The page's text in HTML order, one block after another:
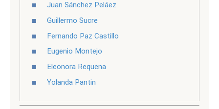
Juan Sánchez Peláez
Guillermo Sucre
Fernando Paz Castillo
Eugenio Montejo
Eleonora Requena
Yolanda Pantin